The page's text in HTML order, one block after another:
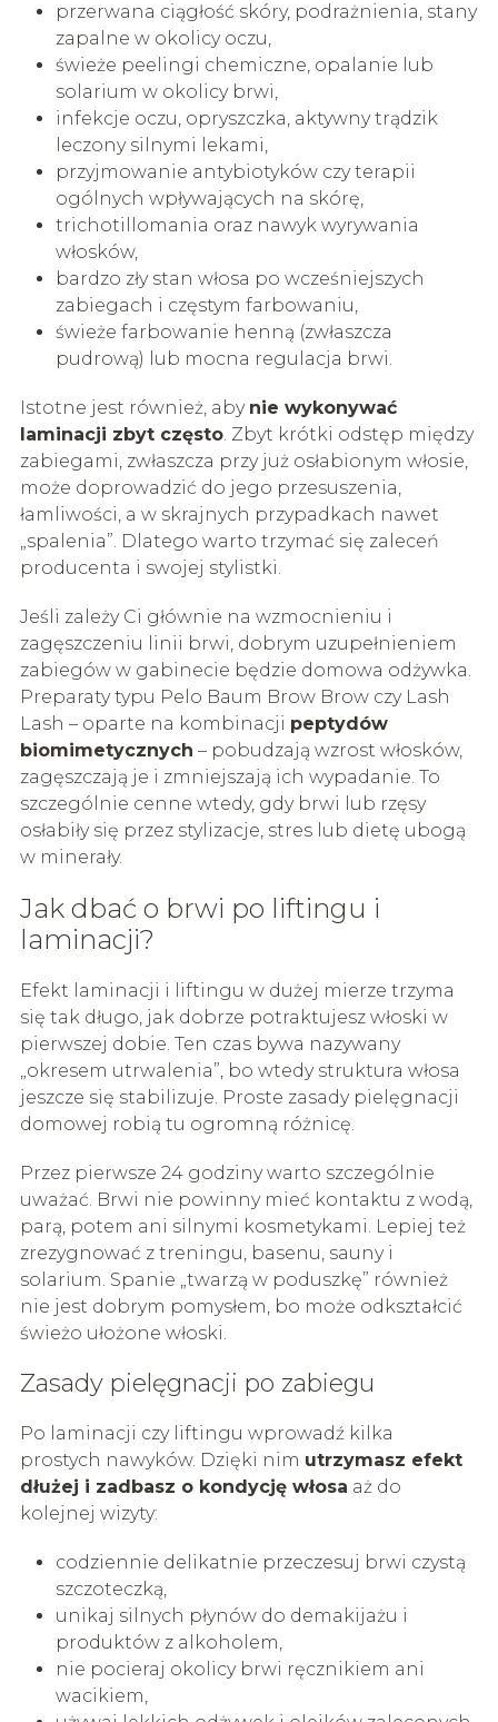
przerwana ciągłość skóry, podrażnienia, stany
zapalne w okolicy oczu,
świeże peelingi chemiczne, opalanie lub
solarium w okolicy brwi,
infekcje oczu, opryszczka, aktywny trądzik
leczony silnymi lekami,
przyjmowanie antybiotyków czy terapii
ogólnych wpływających na skórę,
trichotillomania oraz nawyk wyrywania
włosków,
bardzo zły stan włosa po wcześniejszych
zabiegach i częstym farbowaniu,
świeże farbowanie henną (zwłaszcza
pudrową) lub mocna regulacja brwi.
Istotne jest również, aby nie wykonywać
laminacji zbyt często. Zbyt krótki odstęp między
zabiegami, zwłaszcza przy już osłabionym włosie,
może doprowadzić do jego przesuszenia,
łamliwości, a w skrajnych przypadkach nawet
„spalenia”. Dlatego warto trzymać się zaleceń
producenta i swojej stylistki.
Jeśli zależy Ci głównie na wzmocnieniu i
zagęszczeniu linii brwi, dobrym uzupełnieniem
zabiegów w gabinecie będzie domowa odżywka.
Preparaty typu Pelo Baum Brow Brow czy Lash
Lash – oparte na kombinacji peptydów
biomimetycznych – pobudzają wzrost włosków,
zagęszczają je i zmniejszają ich wypadanie. To
szczególnie cenne wtedy, gdy brwi lub rzęsy
osłabiły się przez stylizacje, stres lub dietę ubogą
w minerały.
Jak dbać o brwi po liftingu i
laminacji?
Efekt laminacji i liftingu w dużej mierze trzyma
się tak długo, jak dobrze potraktujesz włoski w
pierwszej dobie. Ten czas bywa nazywany
„okresem utrwalenia”, bo wtedy struktura włosa
jeszcze się stabilizuje. Proste zasady pielęgnacji
domowej robią tu ogromną różnicę.
Przez pierwsze 24 godziny warto szczególnie
uważać. Brwi nie powinny mieć kontaktu z wodą,
parą, potem ani silnymi kosmetykami. Lepiej też
zrezygnować z treningu, basenu, sauny i
solarium. Spanie „twarzą w poduszkę” również
nie jest dobrym pomysłem, bo może odkształcić
świeżo ułożone włoski.
Zasady pielęgnacji po zabiegu
Po laminacji czy liftingu wprowadź kilka
prostych nawyków. Dzięki nim utrzymasz efekt
dłużej i zadbasz o kondycję włosa aż do
kolejnej wizyty:
codziennie delikatnie przeczesuj brwi czystą
szczoteczką,
unikaj silnych płynów do demakijażu i
produktów z alkoholem,
nie pocieraj okolicy brwi ręcznikiem ani
wacikiem,